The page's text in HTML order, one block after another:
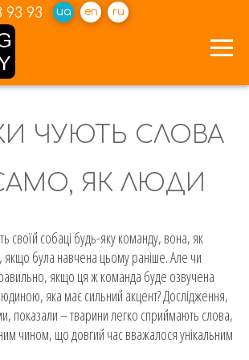
93 93 ua en ru
ЧУЮТЬ СЛОВА
ЯК ЛЮДИ
своїй собаці будь-яку команду, вона, як
якщо була навчена цьому раніше. Але чи
якщо ця ж команда буде озвучена
яка має сильний акцент? Дослідження,
показали – тварини легко сприймають слова,
чином, що довгий час вважалося унікальним